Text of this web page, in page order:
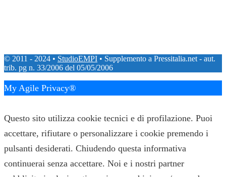
© 2011 - 2024 • StudioEMPI • Supplemento a Pressitalia.net - aut.
trib. pg n. 33/2006 del 05/05/2006
My Agile Privacy®
Questo sito utilizza cookie tecnici e di profilazione. Puoi
accettare, rifiutare o personalizzare i cookie premendo i
pulsanti desiderati. Chiudendo questa informativa
continuerai senza accettare. Noi e i nostri partner